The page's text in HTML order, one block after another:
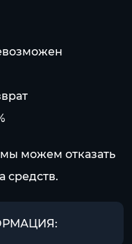
можем отказать
средств.